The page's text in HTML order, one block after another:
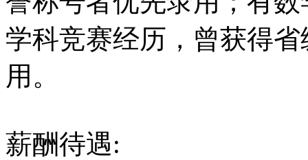
学科竞赛经历，曾获得
用。
薪酬待遇: